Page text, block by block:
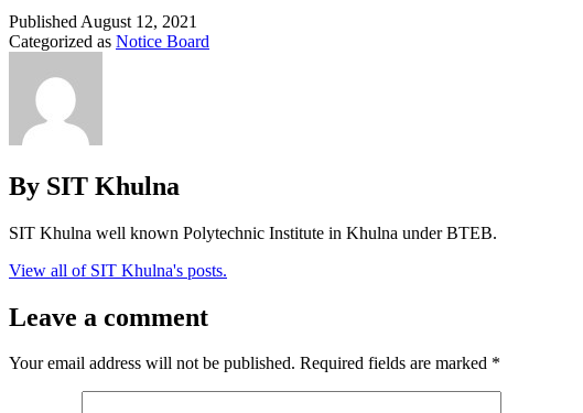
Published August 12, 2021
Categorized as Notice Board
By SIT Khulna
SIT Khulna well known Polytechnic Institute in Khulna under BTEB.
View all of SIT Khulna's posts.
Leave a comment
Your email address will not be published. Required fields are marked *